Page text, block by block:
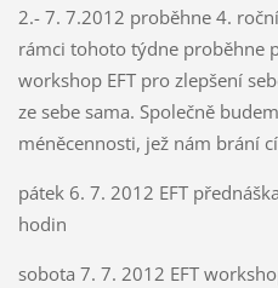
2.- 7. 7.2012 proběhne 4.
rámci tohoto týdne proběhne
workshop EFT pro zlepšení
ze sebe sama. Společně
méněcennosti, jež nám brání
pátek 6. 7. 2012 EFT
hodin
sobota 7. 7. 2012 EFT